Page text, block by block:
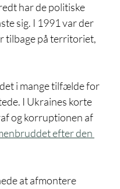
har de politiske
sig. I 1991 var der
tilbage på territoriet,
i mange tilfælde for
I Ukraines korte
og korruptionen af
efter den
at afmontere